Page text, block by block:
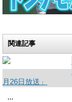
関連記事
月26日放送」
...